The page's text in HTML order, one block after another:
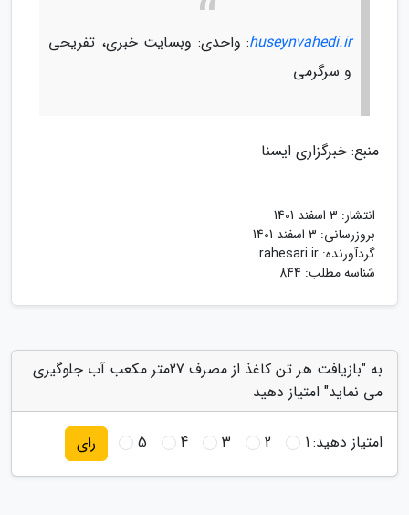
huseynvahedi.ir: واحدی: وبسایت خبری، تفریحی
و سرگرمی
منبع: خبرگزاری ایسنا
انتشار: 3 اسفند 1401
بروزرسانی: 3 اسفند 1401
گردآورنده: rahesari.ir
شناسه مطلب: 844
به "بازیافت هر تن کاغذ از مصرف 27متر مکعب آب جلوگیری
می نماید" امتیاز دهید
امتیاز دهید:1
2
3
4
5 رای